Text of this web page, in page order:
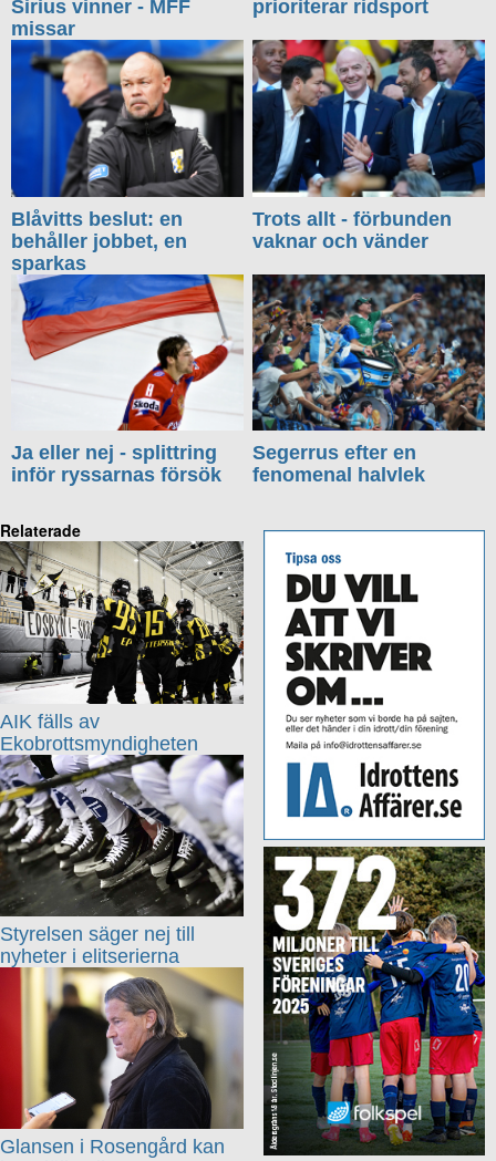
Sirius vinner - MFF
missar
prioriterar ridsport
Blåvitts beslut: en
behåller jobbet, en
sparkas
Trots allt - förbunden
vaknar och vänder
Ja eller nej - splittring
inför ryssarnas försök
Segerrus efter en
fenomenal halvlek
Relaterade
AIK fälls av
Ekobrottsmyndigheten
Styrelsen säger nej till
nyheter i elitserierna
Glansen i Rosengård kan